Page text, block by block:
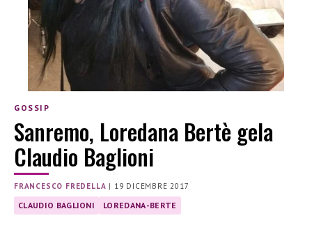
GOSSIP
Sanremo, Loredana Bertè gela
Claudio Baglioni
FRANCESCO FREDELLA | 19 DICEMBRE 2017
CLAUDIO BAGLIONI LOREDANA-BERTE